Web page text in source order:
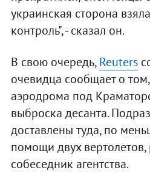
украинская сторона
контроль", - сказал он.
В свою очередь,Reuters
очевидца сообщает о
аэродрома под
выброска десанта.
доставлены туда, по
помощи двух вертолетов,
собеседник агентства.